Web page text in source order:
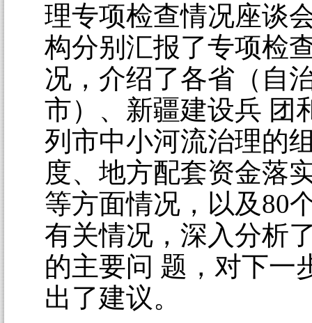
理专项检查情况座谈
构分别汇报了专项检
况，介绍了各省（自
市）、新疆建设兵 团
列市中小河流治理的
度、地方配套资金落
等方面情况，以及80
有关情况，深入分析
的主要问 题，对下一
出了建议。